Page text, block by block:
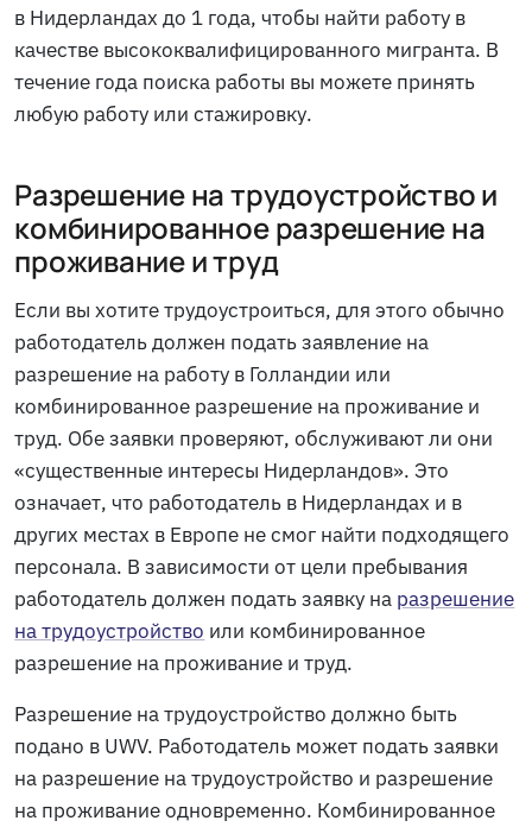
в Нидерландах до 1 года, чтобы найти работу в
качестве высококвалифицированного мигранта. В
течение года поиска работы вы можете принять
любую работу или стажировку.
Разрешение на трудоустройство и
комбинированное разрешение на
проживание и труд
Если вы хотите трудоустроиться, для этого обычно
работодатель должен подать заявление на
разрешение на работу в Голландии или
комбинированное разрешение на проживание и
труд. Обе заявки проверяют, обслуживают ли они
«существенные интересы Нидерландов». Это
означает, что работодатель в Нидерландах и в
других местах в Европе не смог найти подходящего
персонала. В зависимости от цели пребывания
работодатель должен подать заявку на разрешение
на трудоустройство или комбинированное
разрешение на проживание и труд.
Разрешение на трудоустройство должно быть
подано в UWV. Работодатель может подать заявки
на разрешение на трудоустройство и разрешение
на проживание одновременно. Комбинированное